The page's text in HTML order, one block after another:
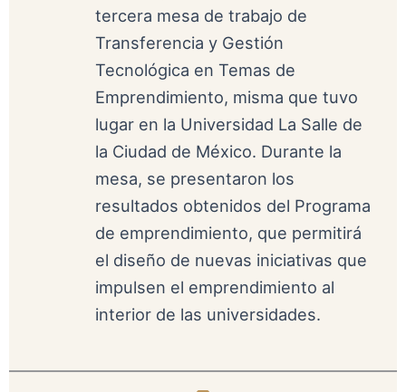
tercera mesa de trabajo de
Transferencia y Gestión
Tecnológica en Temas de
Emprendimiento, misma que tuvo
lugar en la Universidad La Salle de
la Ciudad de México. Durante la
mesa, se presentaron los
resultados obtenidos del Programa
de emprendimiento, que permitirá
el diseño de nuevas iniciativas que
impulsen el emprendimiento al
interior de las universidades.